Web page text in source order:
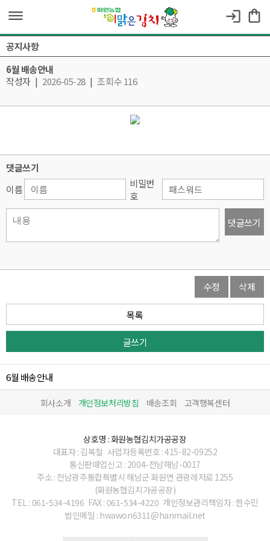
dehaze login shopping_bag
공지사항
6월 배송안내
작성자 | 2026-05-28 | 조회수 116
댓글쓰기
이름
비밀번
호
댓글쓰기
수정 삭제
목록
글쓰기
6월 배송안내
회사소개 개인정보처리방침 배송조회 고객행복센터
상호명 : 화원농협김치가공공장
대표자 : 김복철 사업자등록번호 : 415-82-09252
통신판매업신고 : 2004-전남해남-0017
주소 : 전남광주통합특별시 해남군 화원면 관광레저로 1255
(화원농협김치가공공장)
TEL : 061-534-4196 FAX : 061-534-4220 개인정보관리책임자 : 한수민
법인메일 : hwawon6311@hanmail.net